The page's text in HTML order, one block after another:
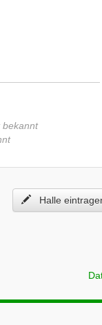
bekannt
Halle